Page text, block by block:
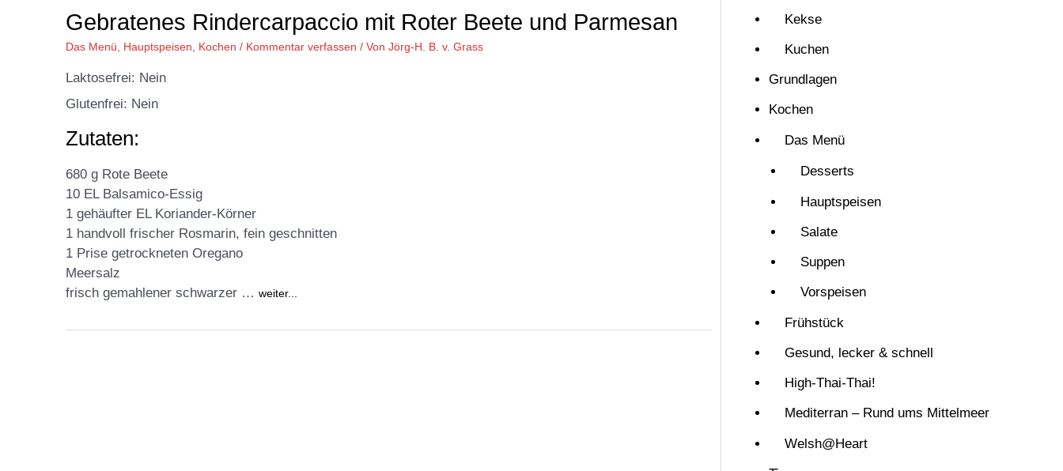
Gebratenes Rindercarpaccio mit Roter Beete und Parmesan
Das Menü Hauptspeisen Kochen / Kommentar verfassen / Von Jörg-H. B. v. Grass
Laktosefrei: Nein
Glutenfrei: Nein
Zutaten:
680 g Rote Beete
10 EL Balsamico-Essig
1 gehäufter EL Koriander-Körner
1 handvoll frischer Rosmarin, fein geschnitten
1 Prise getrockneten Oregano
Meersalz
frisch gemahlener schwarzer … weiter...
Kekse
Kuchen
Grundlagen
Kochen
Das Menü
Desserts
Hauptspeisen
Salate
Suppen
Vorspeisen
Frühstück
Gesund, lecker & schnell
High-Thai-Thai!
Mediterran – Rund ums Mittelmeer
Welsh@Heart